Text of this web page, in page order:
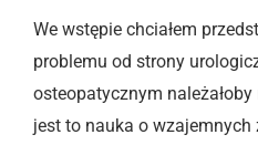
We wstępie chciałem
problemu od strony
osteopatycznym
jest to nauka o wzajemnych